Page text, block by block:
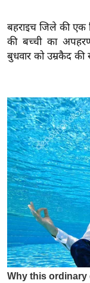
ग
त
ष
ज्ञ
रा
य
ब
ज
ट
खे
ल
क्रि
के
बहराइच जिले की एक
की बच्ची का
बुधवार को उम्रकैद की